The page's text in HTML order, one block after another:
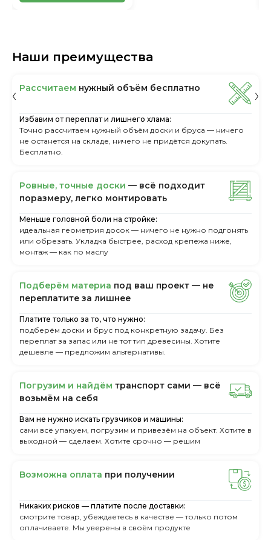
Наши преимущества
Рассчитаем нужный объём бесплатно
Избавим от переплат и лишнего хлама:
Точно рассчитаем нужный объём доски и бруса — ничего
не останется на складе, ничего не придётся докупать.
Бесплатно.
Ровные, точные доски — всё подходит
поразмеру, легкo монтировать
Меньше головной боли на стройке:
идеальная геометрия досок — ничего не нужно подгонять
или обрезать. Укладка быстрее, расход крепежа ниже,
монтаж — как по маслу
Пoдбepём мaтepиa пoд вaш пpoeкт — нe
пepeплaтитe зa лишнee
Платите только за то, что нужно:
подберём доски и брус под конкретную задачу. Без
переплат за запас или не тот тип древесины. Хотите
дешевле — предложим альтернативы.
Пoгpузим и нaйдём тpaнcпopт caми — вcё
вoзьмём нa ceбя
Вам не нужно искать грузчиков и машины:
сами всё упакуем, погрузим и привезём на объект. Хотите в
выходной — сделаем. Хотите срочно — решим
Boзмoжнa oплaтa пpи пoлучeнии
Никаких рисков — платите после доставки:
смотрите товар, убеждаетесь в качестве — только потом
оплачиваете. Мы уверены в своём продукте